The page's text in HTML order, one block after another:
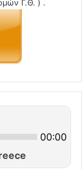
Γ.Θ. ) .